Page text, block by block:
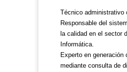
Técnico administrativo
Responsable del
la calidad en el sector
Informática.
Experto en generación
mediante consulta de